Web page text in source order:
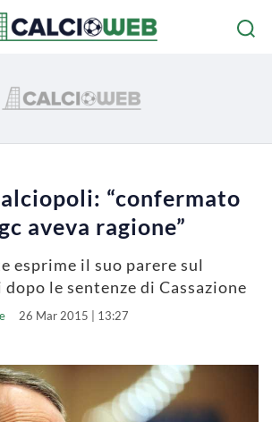
“confermato
aveva ragione”
esprime il suo parere sul
le sentenze di Cassazione
26 Mar 2015 | 13:27